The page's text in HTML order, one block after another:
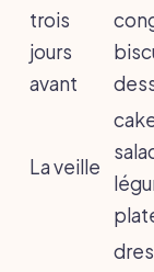
trois
jours
avant
La veille